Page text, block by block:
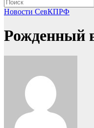
Новости СевКПРФ
Рожденный